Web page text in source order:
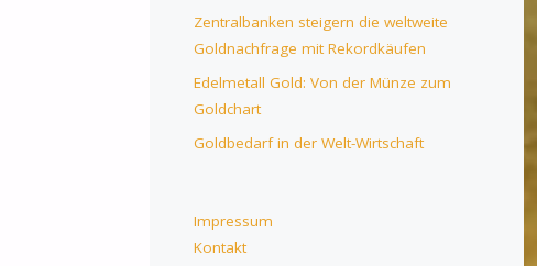
Zentralbanken steigern die weltweite
Goldnachfrage mit Rekordkäufen
Edelmetall Gold: Von der Münze zum
Goldchart
Goldbedarf in der Welt-Wirtschaft
Impressum
Kontakt